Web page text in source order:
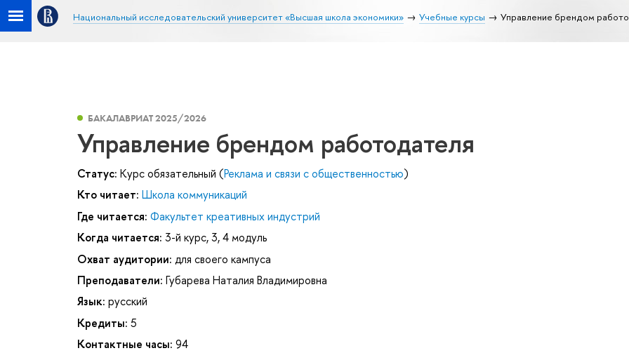
Национальный исследовательский университет «Высшая школа экономики» Учебные курсы Управление брендом
БАКАЛАВРИАТ 2025/2026
Управление брендом работодателя
Статус: Курс обязательный (Реклама и связи с общественностью)
Кто читает: Школа коммуникаций
Где читается: Факультет креативных индустрий
Когда читается: 3-й курс, 3, 4 модуль
Охват аудитории: для своего кампуса
Преподаватели: Губарева Наталия Владимировна
Язык: русский
Кредиты: 5
Контактные часы: 94